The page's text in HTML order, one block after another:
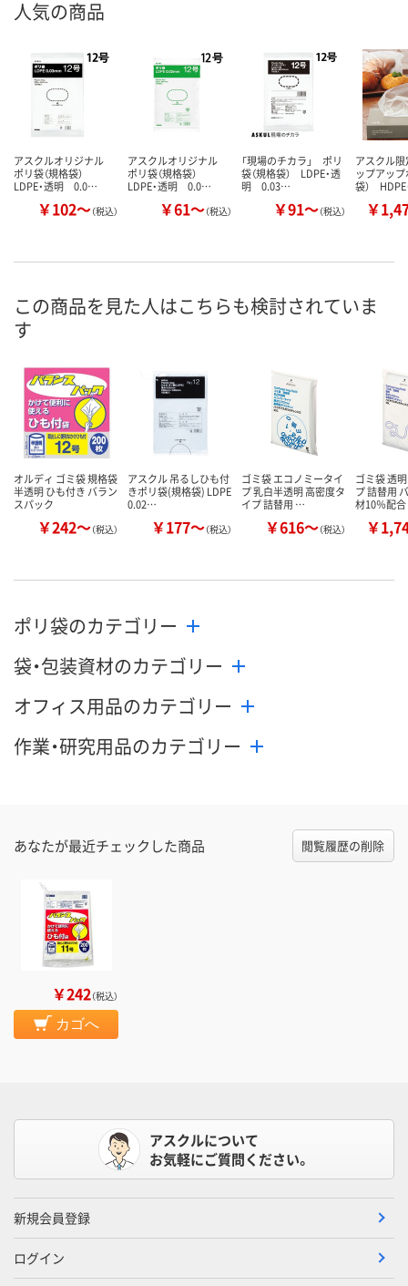
人気の商品
アスクルオリジナル
ポリ袋（規格袋）
LDPE・透明 0.0…
￥102～（税込）
アスクルオリジナル
ポリ袋（規格袋）
LDPE・透明 0.0…
￥61～（税込）
「現場のチカラ」 ポリ
袋（規格袋） LDPE・透
明 0.03…
￥91～（税込）
アスクル
ップアップ
袋）
￥
この商品を見た人はこちらも検討されていま
す
オルディ ゴミ袋 規格袋
半透明 ひも付き バラン
スパック
￥242～（税込）
アスクル 吊るしひも付
きポリ袋(規格袋) LDPE
0.02…
￥177～（税込）
ゴミ袋 エコノミータイ
プ 乳白半透明 高密度タ
イプ 詰替用 …
￥616～（税込）
ゴミ袋 透
プ 詰替用
材10％配合
￥
ポリ袋のカテゴリー
袋・包装資材のカテゴリー
オフィス用品のカテゴリー
作業・研究用品のカテゴリー
あなたが最近チェックした商品 閲覧履歴の削除
￥242（税込）
カゴへ
アスクルについて
お気軽にご質問ください。
新規会員登録
ログイン